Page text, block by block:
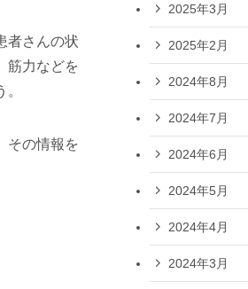
者さんの状
筋力などを
その情報を
2025年3月
2025年2月
2024年8月
2024年7月
2024年6月
2024年5月
2024年4月
2024年3月